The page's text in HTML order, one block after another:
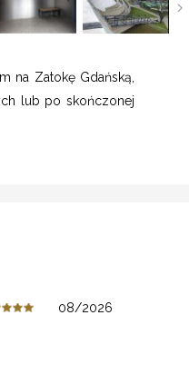
na Zatokę Gdańską,
lub po skończonej
08/2026